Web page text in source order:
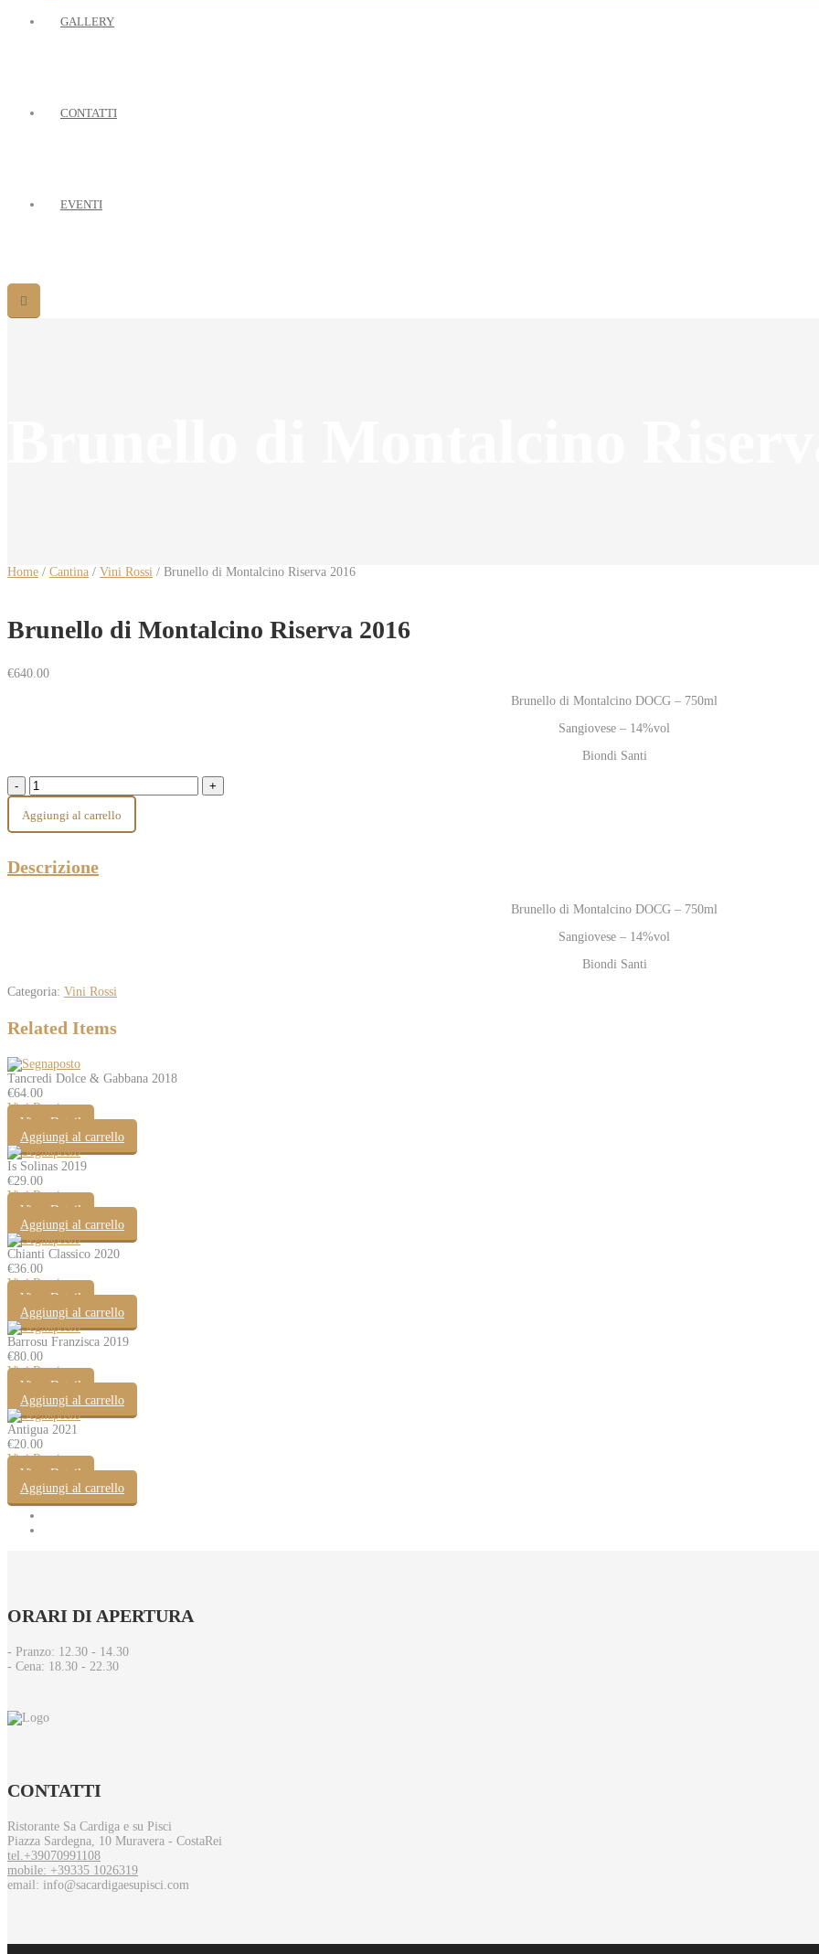
GALLERY
CONTATTI
EVENTI
Home / Cantina / Vini Rossi / Brunello di Montalcino Riserva 2016
Brunello di Montalcino Riserva 2016
€640.00
Brunello di Montalcino DOCG – 750ml
Sangiovese – 14%vol
Biondi Santi
Aggiungi al carrello
Descrizione
Brunello di Montalcino DOCG – 750ml
Sangiovese – 14%vol
Biondi Santi
Categoria: Vini Rossi
Related Items
Tancredi Dolce & Gabbana 2018
€64.00
Vini Rossi
View Detail
Aggiungi al carrello
Is Solinas 2019
€29.00
Vini Rossi
View Detail
Aggiungi al carrello
Chianti Classico 2020
€36.00
Vini Rossi
View Detail
Aggiungi al carrello
Barrosu Franzisca 2019
€80.00
Vini Rossi
View Detail
Aggiungi al carrello
Antigua 2021
€20.00
Vini Rossi
View Detail
Aggiungi al carrello
ORARI DI APERTURA
- Pranzo: 12.30 - 14.30​
- Cena: 18.30 - 22.30
CONTATTI
Ristorante Sa Cardiga e su Pisci
Piazza Sardegna, 10 Muravera - CostaRei
tel.+39070991108
mobile: +39335 1026319
email: info@sacardigaesupisci.com